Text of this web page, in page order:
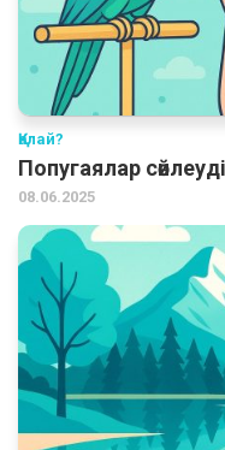
Қалай?
Попугаялар
08.06.2025